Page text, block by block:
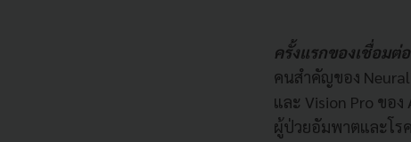
ครั้งแรกของเชื่อมต่
คนสำคัญของ
และ Vision Pro ขอ
ผู้ป่วยอัมพาตและโร